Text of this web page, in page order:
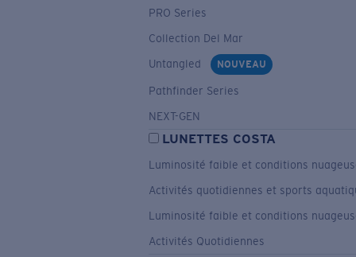
PRO Series
Collection Del Mar
Untangled
NOUVEAU
Pathfinder Series
NEXT-GEN
LUNETTES COSTA
Luminosité faible et conditions
Activités quotidiennes et sports
Luminosité faible et conditions
Activités Quotidiennes